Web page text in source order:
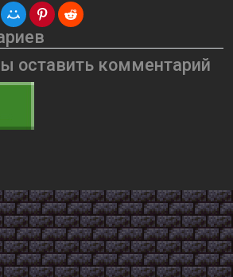
оставить комментарий